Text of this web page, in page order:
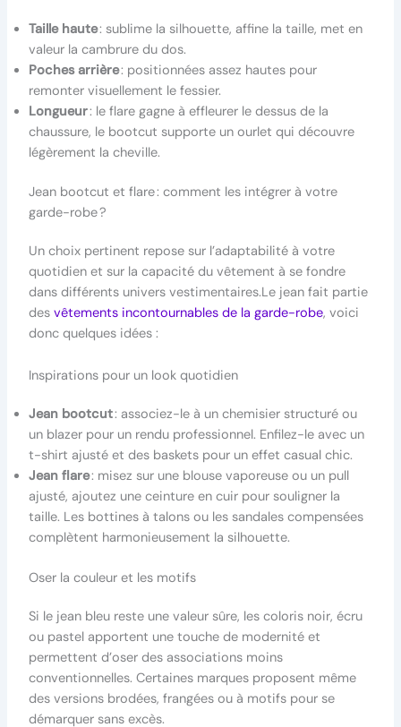
Taille haute: sublime la silhouette, affine la taille, met en
valeur la cambrure du dos.
Poches arrière: positionnées assez hautes pour
remonter visuellement le fessier.
Longueur: le flare gagne à effleurer le dessus de la
chaussure, le bootcut supporte un ourlet qui découvre
légèrement la cheville.
Jean bootcut et flare : comment les intégrer à votre
garde-robe ?
Un choix pertinent repose sur l’adaptabilité à votre
quotidien et sur la capacité du vêtement à se fondre
dans différents univers vestimentaires.Le jean fait partie
des vêtements incontournables de la garde-robe, voici
donc quelques idées :
Inspirations pour un look quotidien
Jean bootcut: associez-le à un chemisier structuré ou
un blazer pour un rendu professionnel. Enfilez-le avec un
t-shirt ajusté et des baskets pour un effet casual chic.
Jean flare: misez sur une blouse vaporeuse ou un pull
ajusté, ajoutez une ceinture en cuir pour souligner la
taille. Les bottines à talons ou les sandales compensées
complètent harmonieusement la silhouette.
Oser la couleur et les motifs
Si le jean bleu reste une valeur sûre, les coloris noir, écru
ou pastel apportent une touche de modernité et
permettent d’oser des associations moins
conventionnelles. Certaines marques proposent même
des versions brodées, frangées ou à motifs pour se
démarquer sans excès.